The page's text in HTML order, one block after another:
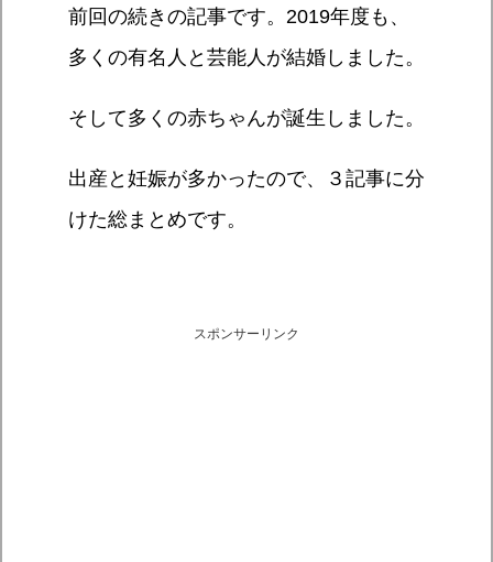
前回の続きの記事です。2019年度も、
多くの有名人と芸能人が結婚しました。
そして多くの赤ちゃんが誕生しました。
出産と妊娠が多かったので、３記事に分
けた総まとめです。
スポンサーリンク